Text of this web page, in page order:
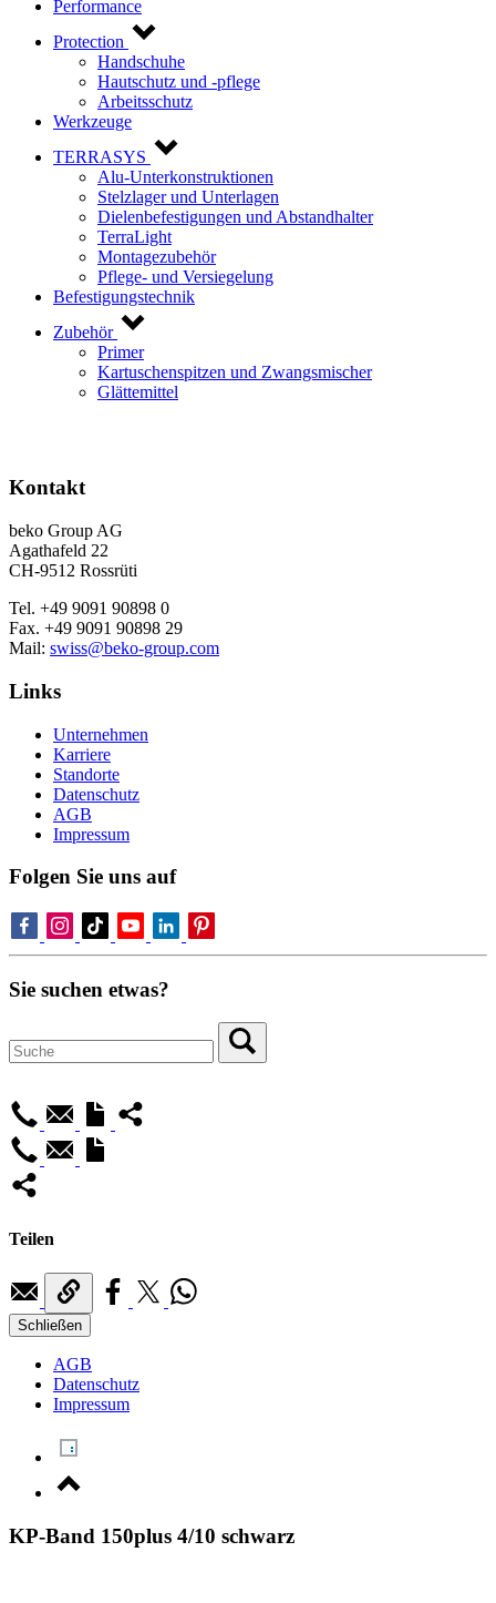
Performance
Protection
Handschuhe
Hautschutz und -pflege
Arbeitsschutz
Werkzeuge
TERRASYS
Alu-Unterkonstruktionen
Stelzlager und Unterlagen
Dielenbefestigungen und Abstandhalter
TerraLight
Montagezubehör
Pflege- und Versiegelung
Befestigungstechnik
Zubehör
Primer
Kartuschenspitzen und Zwangsmischer
Glättemittel
Kontakt
beko Group AG
Agathafeld 22
CH-9512 Rossrüti
Tel. +49 9091 90898 0
Fax. +49 9091 90898 29
Mail: swiss@beko-group.com
Links
Unternehmen
Karriere
Standorte
Datenschutz
AGB
Impressum
Folgen Sie uns auf
Sie suchen etwas?
Teilen
Schließen
AGB
Datenschutz
Impressum
KP-Band 150plus 4/10 schwarz